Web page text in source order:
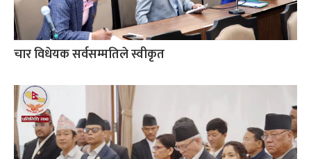
चार विधेयक सर्वसम्मतिले स्वीकृत